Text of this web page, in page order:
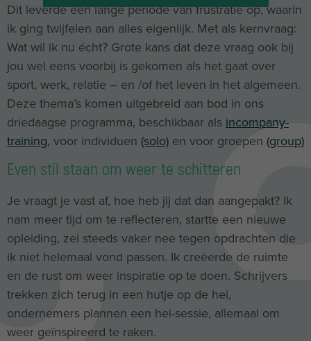
Dit leverde een lange periode van frustratie op, waarin
ik ging twijfelen aan alles eigenlijk. Met als kernvraag:
Wat wil ik nu écht? Grote kans dat deze vraag ook bij
jou wel eens voorbij is gekomen als het gaat over
sport, werk, relatie – en /of het leven in het algemeen.
Deze thema’s komen uitgebreid aan bod in ons
driedaagse programma, beschikbaar als incompany-
training, voor individuen (solo) en voor groepen (group)
Even stil staan om weer te schitteren
Je vraagt je vast af, hoe heb jij dat dan aangepakt? Ik
nam meer tijd om te reflecteren, startte een nieuwe
opleiding, zei steeds vaker nee tegen opdrachten die
ik niet helemaal vond passen. Ik creëerde de ruimte
en de rust om weer inspiratie op te doen. Schrijvers
trekken zich terug in een hutje op de hei,
ondernemers plannen een hei-sessie, allemaal om
weer geïnspireerd te raken.